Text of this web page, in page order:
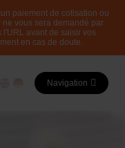
paiement de cotisation ou
vous sera demandé par
l'URL avant de saisir vos
en cas de doute.
Navigation